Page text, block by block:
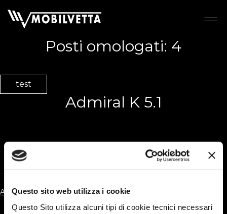
Questo sito web utilizza i cookie
Questo Sito utilizza alcuni tipi di cookie tecnici necessari
Posti omologati: 4
test
Admiral K 5.1
Krosser 64
Navigazione
articoli
Articoli seguenti